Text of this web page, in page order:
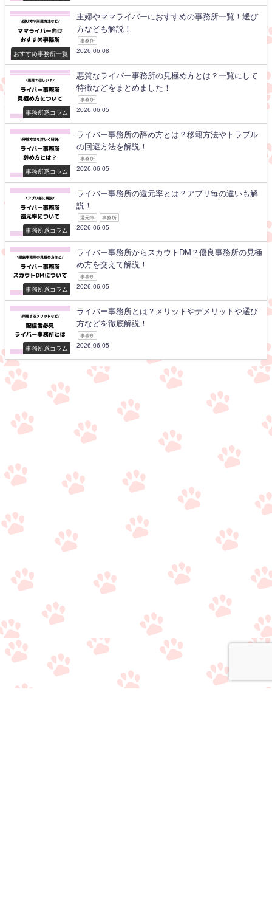
おすすめ事務所一覧
主婦やママライバーにおすすめの事務所一覧！選び
方なども解説！
事務所
2026.06.08
事務所系コラム
悪質なライバー事務所の見極め方とは？一覧にして
特徴などをまとめました！
事務所
2026.06.05
事務所系コラム
ライバー事務所の辞め方とは？移籍方法やトラブル
の回避方法を解説！
事務所
2026.06.05
事務所系コラム
ライバー事務所の還元率とは？アプリ毎の違いも解
説！
還元率 事務所
2026.06.05
事務所系コラム
ライバー事務所からスカウトDM？優良事務所の見極
め方を交えて解説！
事務所
2026.06.05
事務所系コラム
ライバー事務所とは？メリットやデメリットや選び
方などを徹底解説！
事務所
2026.06.05